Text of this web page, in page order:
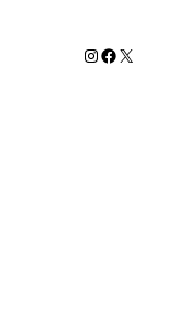
Instagram
X